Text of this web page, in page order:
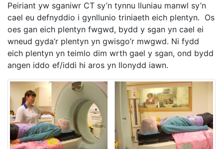
Peiriant yw sganiwr CT sy’n tynnu lluniau manwl sy’n
cael eu defnyddio i gynllunio triniaeth eich plentyn. Os
oes gan eich plentyn fwgwd, bydd y sgan yn cael ei
wneud gyda’r plentyn yn gwisgo’r mwgwd. Ni fydd
eich plentyn yn teimlo dim wrth gael y sgan, ond bydd
angen iddo ef/iddi hi aros yn llonydd iawn.